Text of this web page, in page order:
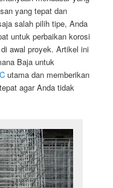
yang tepat dan
salah pilih tipe, Anda
untuk perbaikan korosi
awal proyek. Artikel ini
Baja untuk
utama dan memberikan
agar Anda tidak